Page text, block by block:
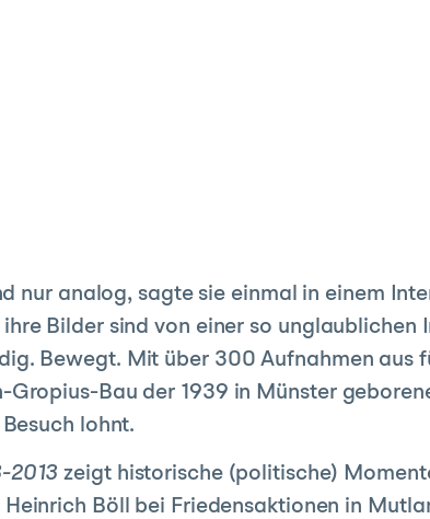
nur analog, sagte sie einmal in einem
Bilder sind von einer so unglaublichen
Bewegt. Mit über 300 Aufnahmen aus
Bau der 1939 in Münster
lohnt.
2013zeigt historische (politische)
Böll bei Friedensaktionen in